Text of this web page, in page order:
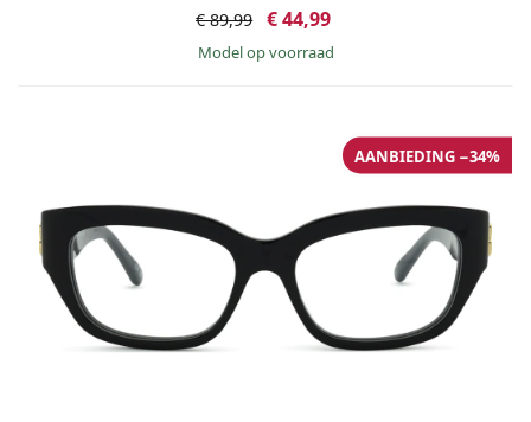
€ 89,99 € 44,99
model op voorraad
AANBIEDING −34%